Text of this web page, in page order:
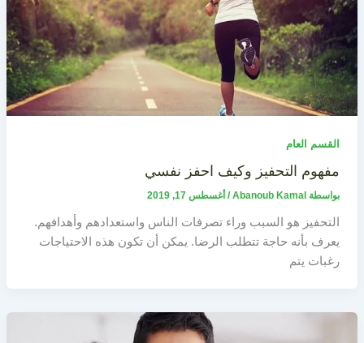
القسم العام
مفهوم التحفيز وكيف احفز نفسي
بواسطة Abanoub Kamal
/ أغسطس 17, 2019
التحفيز هو السبب وراء تصرفات الناس واستعدادهم وأهدافهم.
يعرف بأنه حاجة تتطلب الرضا. يمكن أن تكون هذه الاحتياجات
رغبات يتم